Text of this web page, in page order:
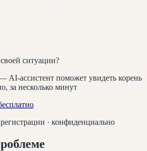
ситуации?
AI-ассистент поможет увидеть корень
за несколько минут
· конфиденциально